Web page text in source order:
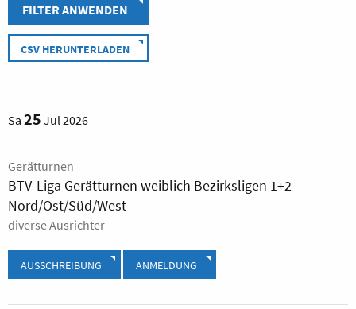
FILTER ANWENDEN
CSV HERUNTERLADEN
Sa 25 Jul 2026
Gerätturnen
BTV-Liga Gerätturnen weiblich Bezirksligen 1+2
Nord/Ost/Süd/West
diverse Ausrichter
AUSSCHREIBUNG ANMELDUNG